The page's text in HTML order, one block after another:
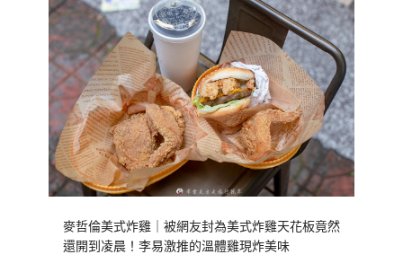
麥哲倫美式炸雞｜被網友封為美式炸雞天花板竟然
還開到凌晨！李易激推的溫體雞現炸美味